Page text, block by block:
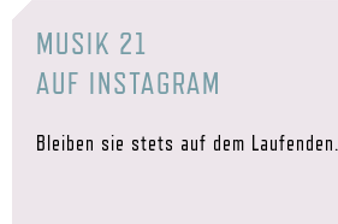
MUSIK 21
AUF INSTAGRAM
Bleiben sie stets auf dem Laufenden.